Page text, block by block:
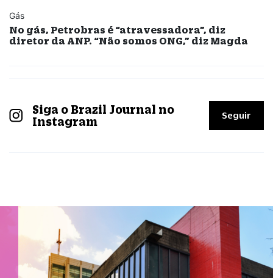
Gás
No gás, Petrobras é “atravessadora”, diz
diretor da ANP. “Não somos ONG,” diz Magda
Siga o Brazil Journal no
Instagram
Seguir